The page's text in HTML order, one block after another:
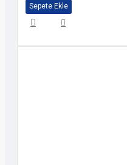
Sepete Ekle